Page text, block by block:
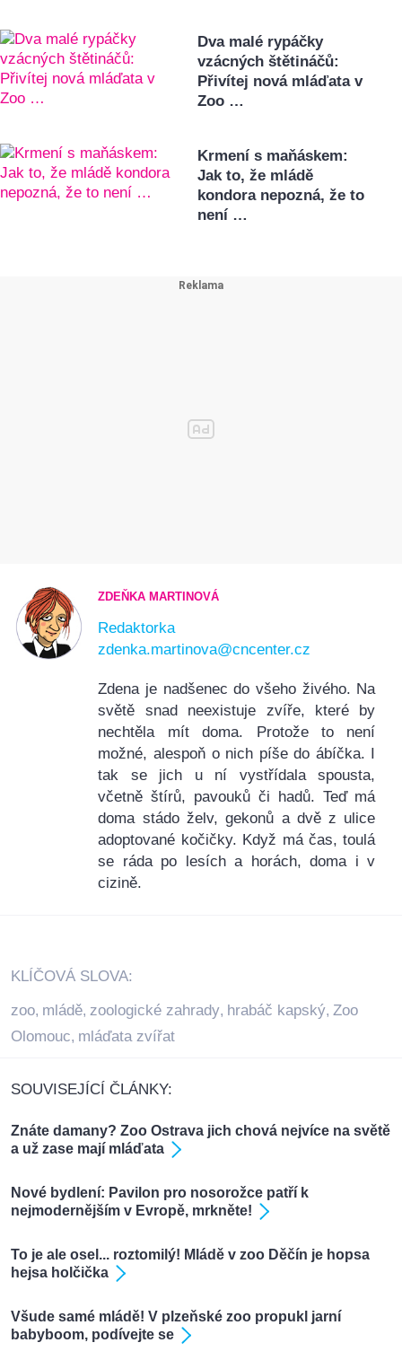
Dva malé rypáčky
vzácných štětináčů:
Přivítej nová mláďata v
Zoo …
Krmení s maňáskem:
Jak to, že mládě
kondora nepozná, že to
není …
ZDEŇKA MARTINOVÁ
Redaktorka
zdenka.martinova@cncenter.cz
Zdena je nadšenec do všeho živého. Na
světě snad neexistuje zvíře, které by
nechtěla mít doma. Protože to není
možné, alespoň o nich píše do ábíčka. I
tak se jich u ní vystřídala spousta,
včetně štírů, pavouků či hadů. Teď má
doma stádo želv, gekonů a dvě z ulice
adoptované kočičky. Když má čas, toulá
se ráda po lesích a horách, doma i v
cizině.
KLÍČOVÁ SLOVA:
zoo, mládě, zoologické zahrady, hrabáč kapský, Zoo
Olomouc, mláďata zvířat
SOUVISEJÍCÍ ČLÁNKY:
Znáte damany? Zoo Ostrava jich chová nejvíce na světě
a už zase mají mláďata
Nové bydlení: Pavilon pro nosorožce patří k
nejmodernějším v Evropě, mrkněte!
To je ale osel... roztomilý! Mládě v zoo Děčín je hopsa
hejsa holčička
Všude samé mládě! V plzeňské zoo propukl jarní
babyboom, podívejte se